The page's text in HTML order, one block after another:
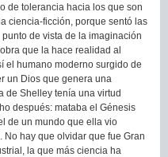
de tolerancia hacia los que son
ciencia-ficción, porque sentó las
de vista de la imaginación
que la hace realidad al
el humano moderno surgido de
un Dios que genera una
de Shelley tenía una virtud
después: mataba el Génesis
de un mundo que ella vio
hay que olvidar que fue Gran
la que más ciencia ha